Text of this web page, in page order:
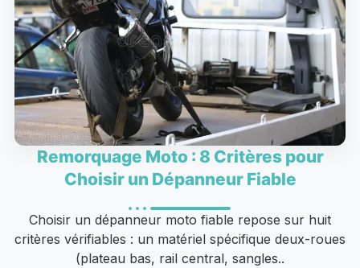
Remorquage Moto : 8 Critères pour
Choisir un Dépanneur Fiable
Choisir un dépanneur moto fiable repose sur huit
critères vérifiables : un matériel spécifique deux-roues
(plateau bas, rail central, sangles..